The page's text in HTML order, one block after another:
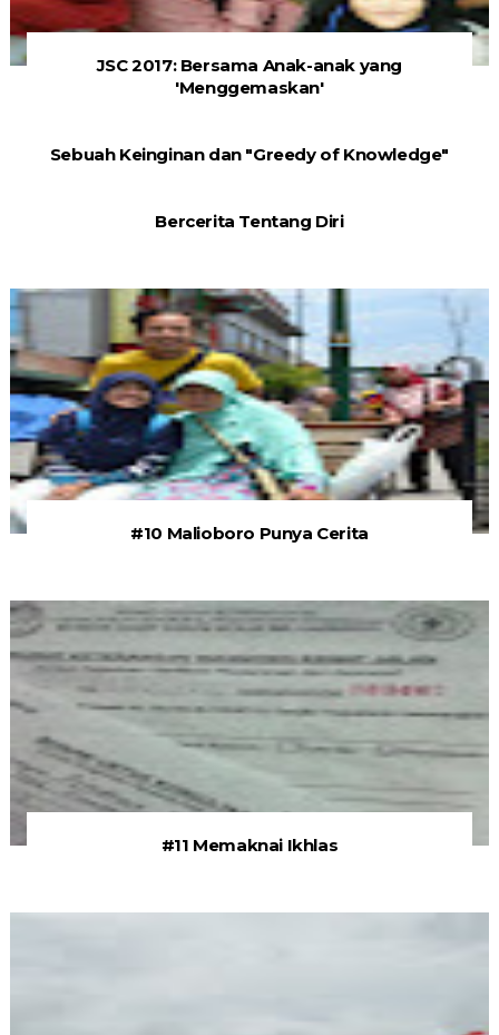
JSC 2017: Bersama Anak-anak yang
'Menggemaskan'
Sebuah Keinginan dan "Greedy of Knowledge"
Bercerita Tentang Diri
#10 Malioboro Punya Cerita
#11 Memaknai Ikhlas